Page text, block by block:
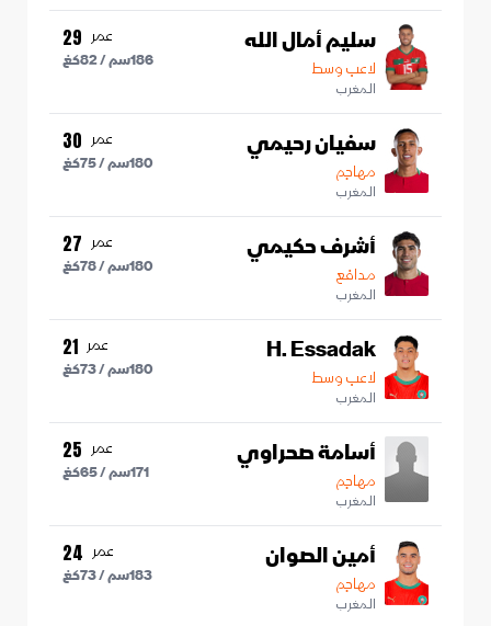
سليم أمال الله
لاعب وسط
المغرب
عمر 29
186سم /82كغ
سفيان رحيمي
مهاجم
المغرب
عمر 30
180سم /75كغ
أشرف حكيمي
مدافع
المغرب
عمر 27
180سم /78كغ
H. Essadak
لاعب وسط
المغرب
عمر 21
180سم /73كغ
أسامة صحراوي
مهاجم
المغرب
عمر 25
171سم /65كغ
أمين الصوان
مهاجم
المغرب
عمر 24
183سم /73كغ